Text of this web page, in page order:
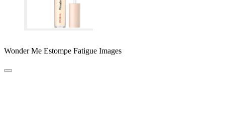
Wonder Me Estompe Fatigue Images